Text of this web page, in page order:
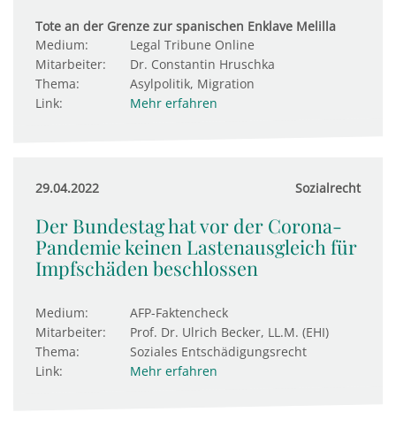
Tote an der Grenze zur spanischen Enklave Melilla
Medium:
Legal Tribune Online
Mitarbeiter:
Dr. Constantin Hruschka
Thema:
Asylpolitik, Migration
Link:
Mehr erfahren
29.04.2022 Sozialrecht
Der Bundestag hat vor der Corona-
Pandemie keinen Lastenausgleich für
Impfschäden beschlossen
Medium:
AFP-Faktencheck
Mitarbeiter:
Prof. Dr. Ulrich Becker, LL.M. (EHI)
Thema:
Soziales Entschädigungsrecht
Link:
Mehr erfahren